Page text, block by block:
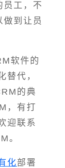
员工，不
做到让员
软件的
替代，
的典
，有打
迎联系
。
化部署